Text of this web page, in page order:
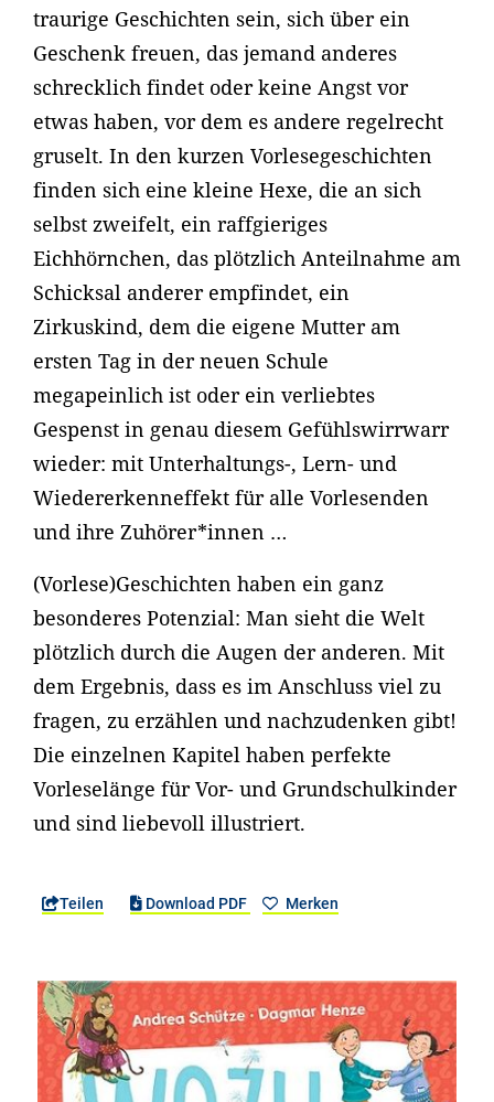
traurige Geschichten sein, sich über ein
Geschenk freuen, das jemand anderes
schrecklich findet oder keine Angst vor
etwas haben, vor dem es andere regelrecht
gruselt. In den kurzen Vorlesegeschichten
finden sich eine kleine Hexe, die an sich
selbst zweifelt, ein raffgieriges
Eichhörnchen, das plötzlich Anteilnahme am
Schicksal anderer empfindet, ein
Zirkuskind, dem die eigene Mutter am
ersten Tag in der neuen Schule
megapeinlich ist oder ein verliebtes
Gespenst in genau diesem Gefühlswirrwarr
wieder: mit Unterhaltungs-, Lern- und
Wiedererkenneffekt für alle Vorlesenden
und ihre Zuhörer*innen …
(Vorlese)Geschichten haben ein ganz
besonderes Potenzial: Man sieht die Welt
plötzlich durch die Augen der anderen. Mit
dem Ergebnis, dass es im Anschluss viel zu
fragen, zu erzählen und nachzudenken gibt!
Die einzelnen Kapitel haben perfekte
Vorleselänge für Vor- und Grundschulkinder
und sind liebevoll illustriert.
Teilen Download PDF Merken